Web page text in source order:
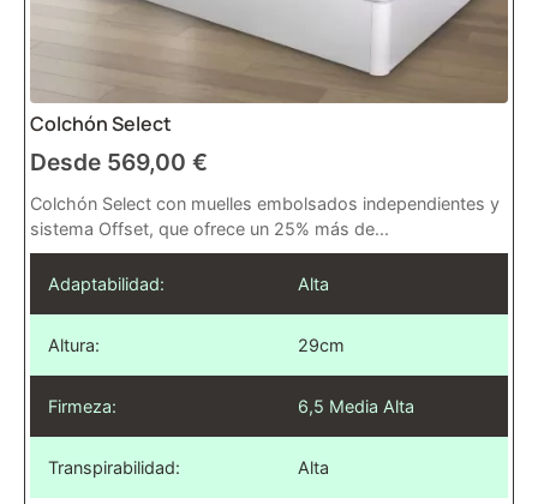
Colchón Select
Desde 569,00 €
Colchón Select con muelles embolsados independientes y
sistema Offset, que ofrece un 25% más de...
Adaptabilidad: Alta
Altura: 29cm
Firmeza: 6,5 Media Alta
Transpirabilidad: Alta